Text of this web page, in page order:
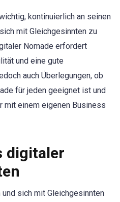
kontinuierlich an seinen
mit Gleichgesinnten zu
Nomade erfordert
und eine gute
auch Überlegungen, ob
für jeden geeignet ist und
mit einem eigenen Business
digitaler
sich mit Gleichgesinnten